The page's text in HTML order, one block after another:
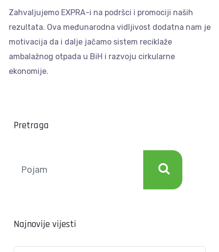
Zahvaljujemo EXPRA-i na podršci i promociji naših
rezultata. Ova međunarodna vidljivost dodatna nam je
motivacija da i dalje jačamo sistem reciklaže
ambalažnog otpada u BiH i razvoju cirkularne
ekonomije.
Pretraga
Najnovije vijesti